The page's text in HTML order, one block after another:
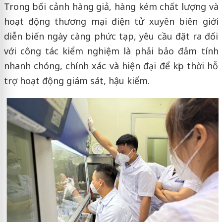
Trong bối cảnh hàng giả, hàng kém chất lượng và
hoạt động thương mại điện tử xuyên biên giới
diễn biến ngày càng phức tạp, yêu cầu đặt ra đối
với công tác kiểm nghiệm là phải bảo đảm tính
nhanh chóng, chính xác và hiện đại để kịp thời hỗ
trợ hoạt động giám sát, hậu kiểm.